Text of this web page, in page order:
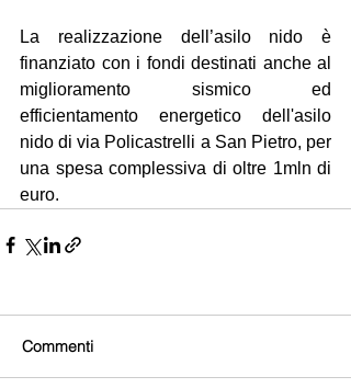
La realizzazione dell’asilo nido è
finanziato con i fondi destinati anche al
miglioramento sismico ed
efficientamento energetico dell'asilo
nido di via Policastrelli a San Pietro, per
una spesa complessiva di oltre 1mln di
euro.
Commenti